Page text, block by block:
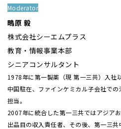
Moderator
鴫原 毅
株式会社シーエムプラス
教育・情報事業本部
シニアコンサルタント
1978年に第一製薬（現 第一三共）入社
中国駐在、ファインケミカル子会社で
担当。
2007年に統合した第一三共ではアジア
出品目の収入責任者、その後、第一三